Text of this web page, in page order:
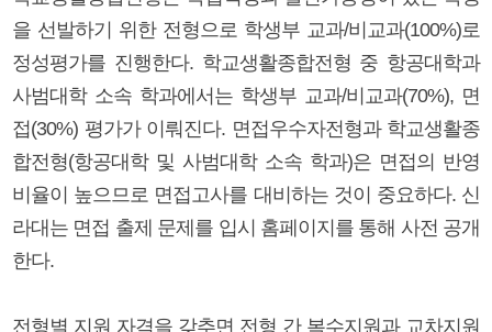
을 선발하기 위한 전형으로 학생부 교과/비교과(100%)로
정성평가를 진행한다. 학교생활종합전형 중 항공대학과
사범대학 소속 학과에서는 학생부 교과/비교과(70%), 면
접(30%) 평가가 이뤄진다. 면접우수자전형과 학교생활종
합전형(항공대학 및 사범대학 소속 학과)은 면접의 반영
비율이 높으므로 면접고사를 대비하는 것이 중요하다. 신
라대는 면접 출제 문제를 입시 홈페이지를 통해 사전 공개
한다.
전형별 지원 자격을 갖추면 전형 간 복수지원과 교차지원